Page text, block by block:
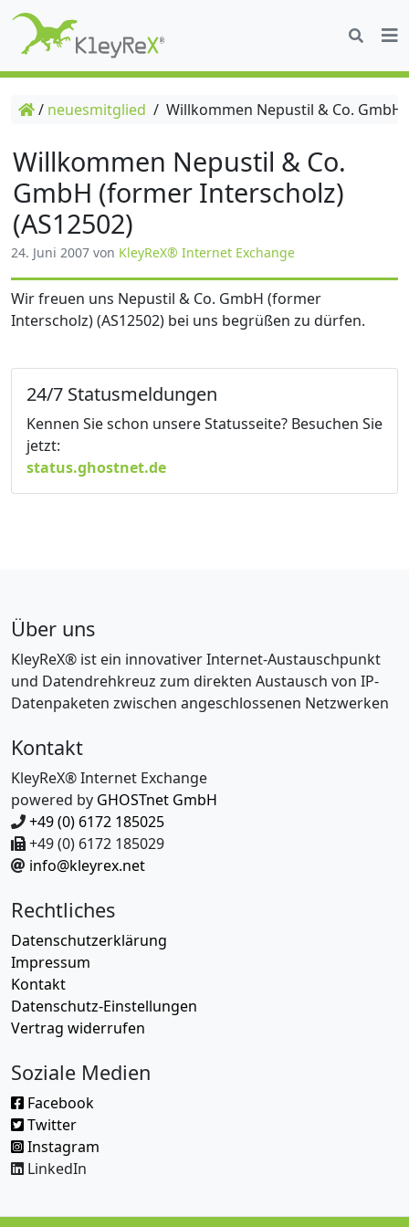
/ neuesmitglied / Willkommen Nepustil & Co.
Willkommen Nepustil & Co.
GmbH (former Interscholz)
(AS12502)
24. Juni 2007 von KleyReX® Internet Exchange
Wir freuen uns Nepustil & Co. GmbH (former
Interscholz) (AS12502) bei uns begrüßen zu dürfen.
24/7 Statusmeldungen
Kennen Sie schon unsere Statusseite? Besuchen Sie
jetzt:
status.ghostnet.de
Über uns
KleyReX® ist ein innovativer Internet-Austauschpunkt
und Datendrehkreuz zum direkten Austausch von IP-
Datenpaketen zwischen angeschlossenen Netzwerken
Kontakt
KleyReX® Internet Exchange
powered by GHOSTnet GmbH
+49 (0) 6172 185025
+49 (0) 6172 185029
info@kleyrex.net
Rechtliches
Datenschutzerklärung
Impressum
Kontakt
Datenschutz-Einstellungen
Vertrag widerrufen
Soziale Medien
Facebook
Twitter
Instagram
LinkedIn